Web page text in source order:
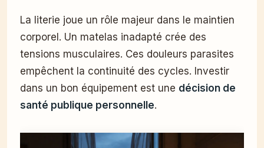
La literie joue un rôle majeur dans le maintien
corporel. Un matelas inadapté crée des
tensions musculaires. Ces douleurs parasites
empêchent la continuité des cycles. Investir
dans un bon équipement est une décision de
santé publique personnelle.